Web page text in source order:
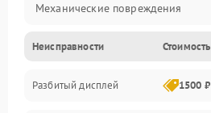
Механические повреждения
Видео
Механика
Неисправности Стоимость
Разбитый дисплей 1500 ₽